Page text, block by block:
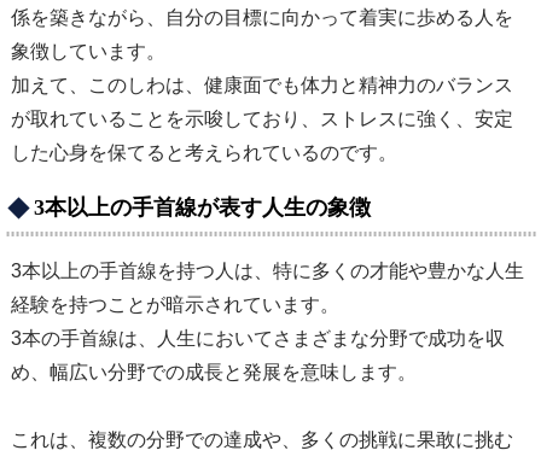
係を築きながら、自分の目標に向かって着実に歩める人を
象徴しています。
加えて、このしわは、健康面でも体力と精神力のバランス
が取れていることを示唆しており、ストレスに強く、安定
した心身を保てると考えられているのです。
3本以上の手首線が表す人生の象徴
3本以上の手首線を持つ人は、特に多くの才能や豊かな人生
経験を持つことが暗示されています。
3本の手首線は、人生においてさまざまな分野で成功を収
め、幅広い分野での成長と発展を意味します。
これは、複数の分野での達成や、多くの挑戦に果敢に挑む